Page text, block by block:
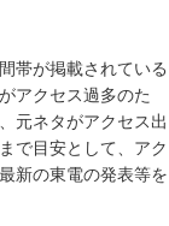
帯が掲載されている
アクセス過多のた
元ネタがアクセス出
で目安として、アク
新の東電の発表等を